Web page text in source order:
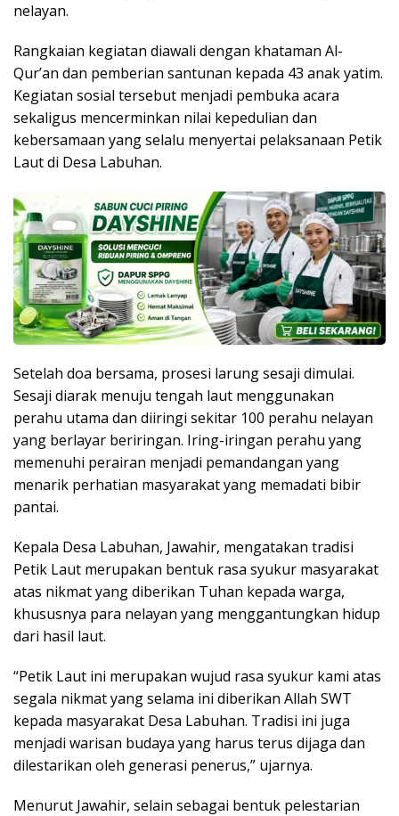
nelayan.
Rangkaian kegiatan diawali dengan khataman Al-
Qur’an dan pemberian santunan kepada 43 anak yatim.
Kegiatan sosial tersebut menjadi pembuka acara
sekaligus mencerminkan nilai kepedulian dan
kebersamaan yang selalu menyertai pelaksanaan Petik
Laut di Desa Labuhan.
Setelah doa bersama, prosesi larung sesaji dimulai.
Sesaji diarak menuju tengah laut menggunakan
perahu utama dan diiringi sekitar 100 perahu nelayan
yang berlayar beriringan. Iring-iringan perahu yang
memenuhi perairan menjadi pemandangan yang
menarik perhatian masyarakat yang memadati bibir
pantai.
Kepala Desa Labuhan, Jawahir, mengatakan tradisi
Petik Laut merupakan bentuk rasa syukur masyarakat
atas nikmat yang diberikan Tuhan kepada warga,
khususnya para nelayan yang menggantungkan hidup
dari hasil laut.
“Petik Laut ini merupakan wujud rasa syukur kami atas
segala nikmat yang selama ini diberikan Allah SWT
kepada masyarakat Desa Labuhan. Tradisi ini juga
menjadi warisan budaya yang harus terus dijaga dan
dilestarikan oleh generasi penerus,” ujarnya.
Menurut Jawahir, selain sebagai bentuk pelestarian